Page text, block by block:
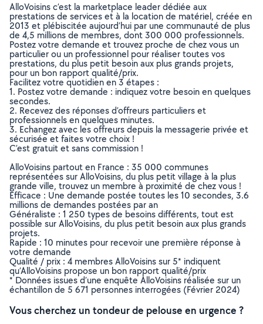
AlloVoisins c’est la marketplace leader dédiée aux
prestations de services et à la location de matériel, créée en
2013 et plébiscitée aujourd’hui par une communauté de plus
de 4,5 millions de membres, dont 300 000 professionnels.
Postez votre demande et trouvez proche de chez vous un
particulier ou un professionnel pour réaliser toutes vos
prestations, du plus petit besoin aux plus grands projets,
pour un bon rapport qualité/prix.
Facilitez votre quotidien en 3 étapes :
1. Postez votre demande : indiquez votre besoin en quelques
secondes.
2. Recevez des réponses d’offreurs particuliers et
professionnels en quelques minutes.
3. Echangez avec les offreurs depuis la messagerie privée et
sécurisée et faites votre choix !
C’est gratuit et sans commission !
AlloVoisins partout en France : 35 000 communes
représentées sur AlloVoisins, du plus petit village à la plus
grande ville, trouvez un membre à proximité de chez vous !
Efficace : Une demande postée toutes les 10 secondes, 3.6
millions de demandes postées par an
Généraliste : 1 250 types de besoins différents, tout est
possible sur AlloVoisins, du plus petit besoin aux plus grands
projets.
Rapide : 10 minutes pour recevoir une première réponse à
votre demande
Qualité / prix : 4 membres AlloVoisins sur 5* indiquent
qu’AlloVoisins propose un bon rapport qualité/prix
* Données issues d’une enquête AlloVoisins réalisée sur un
échantillon de 5 671 personnes interrogées (Février 2024)
Vous cherchez un tondeur de pelouse en urgence ?